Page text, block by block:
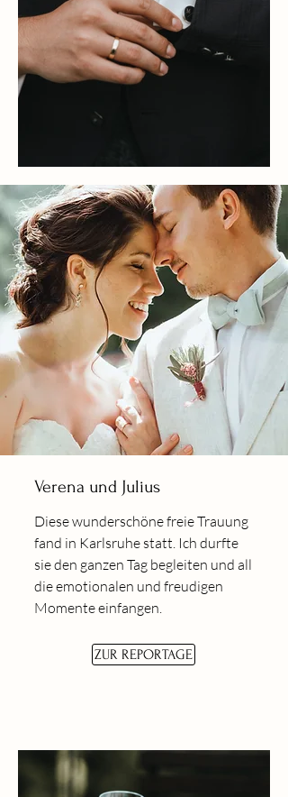
Verena und Julius
Diese wunderschöne freie Trauung
fand in Karlsruhe statt. Ich durfte
sie den ganzen Tag begleiten und all
die emotionalen und freudigen
Momente einfangen.
ZUR REPORTAGE